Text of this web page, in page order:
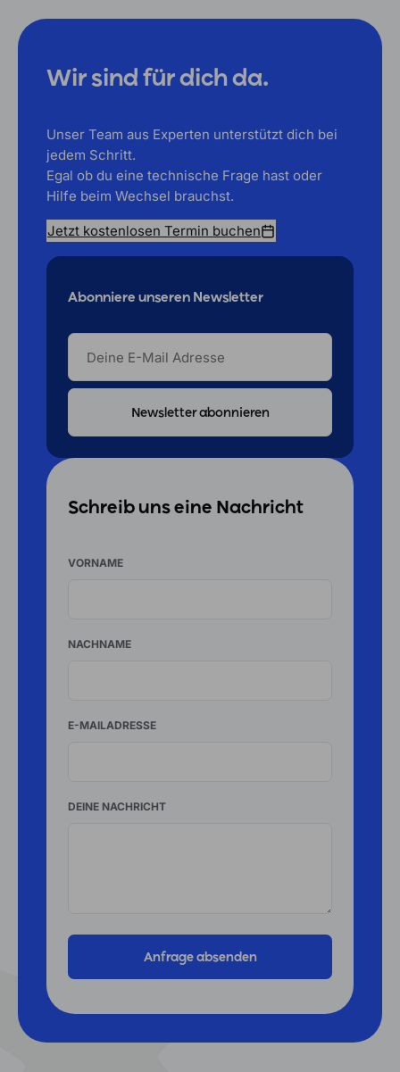
Wir sind für dich da.
Unser Team aus Experten unterstützt dich bei
jedem Schritt.
Egal ob du eine technische Frage hast oder
Hilfe beim Wechsel brauchst.
Jetzt kostenlosen Termin buchen
Abonniere unseren Newsletter
DEINE
MAIL
ADRESSE
Schreib uns eine Nachricht
VORNAME
NACHNAME
E-MAILADRESSE
DEINE NACHRICHT